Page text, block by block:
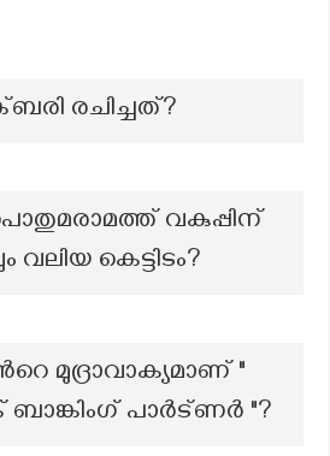
രചിച്ചത്?
വകുപ്പിന്
വലിയ കെട്ടിടം?
മുദ്രാവാക്യമാണ് "
പാർട്ണർ "?